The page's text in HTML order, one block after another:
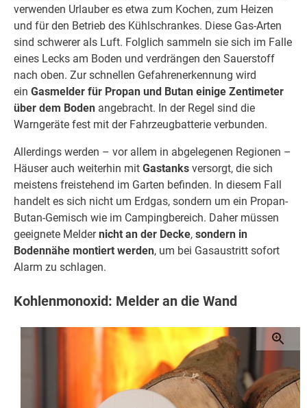
verwenden Urlauber es etwa zum Kochen, zum Heizen
und für den Betrieb des Kühlschrankes. Diese Gas-Arten
sind schwerer als Luft. Folglich sammeln sie sich im Falle
eines Lecks am Boden und verdrängen den Sauerstoff
nach oben. Zur schnellen Gefahrenerkennung wird
ein Gasmelder für Propan und Butan einige Zentimeter
über dem Boden angebracht. In der Regel sind die
Warngeräte fest mit der Fahrzeugbatterie verbunden.
Allerdings werden – vor allem in abgelegenen Regionen –
Häuser auch weiterhin mit Gastanks versorgt, die sich
meistens freistehend im Garten befinden. In diesem Fall
handelt es sich nicht um Erdgas, sondern um ein Propan-
Butan-Gemisch wie im Campingbereich. Daher müssen
geeignete Meldernicht an der Decke, sondern in
Bodennähe montiert werden, um bei Gasaustritt sofort
Alarm zu schlagen.
Kohlenmonoxid: Melder an die Wand